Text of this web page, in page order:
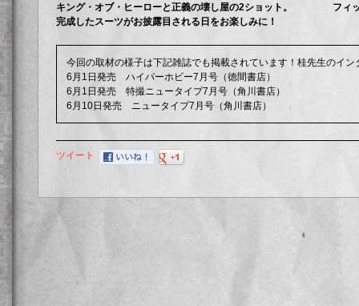
キング・オブ・ヒーローと正義の壊し屋の2ショット。
完成したスーツがお披露目される日をお楽しみに！
フィ
今回の取材の様子は下記雑誌でも掲載されています！桂先生のイ
6月1日発売 ハイパーホビー7月号（徳間書店）
6月1日発売 特撮ニュータイプ7月号（角川書店）
6月10日発売 ニュータイプ7月号（角川書店）
ツイート